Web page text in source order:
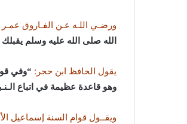
ورضـي اللـه عـن الفـاروق
الله صلى الله عليه وسلم
يقول الحافظ ابن حجر: “وفي
وهو قاعدة عظيمة في اتباع
ويقــول قوام السنة إسماعيل